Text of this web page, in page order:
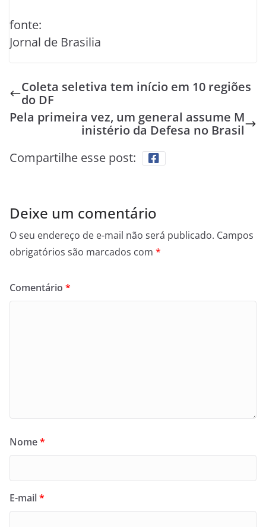
fonte:
Jornal de Brasilia
Coleta seletiva tem início em 10 regiões
do DF
Pela primeira vez, um general assume M
inistério da Defesa no Brasil
Compartilhe esse post:
Deixe um comentário
O seu endereço de e-mail não será publicado. Campos
obrigatórios são marcados com *
Comentário *
Nome*
E-mail*